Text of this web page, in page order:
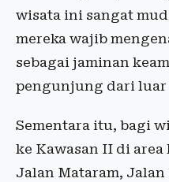
wisata ini sangat
mereka wajib
sebagai jaminan
pengunjung dari luar
Sementara itu, bagi
ke Kawasan II di
Jalan Mataram,